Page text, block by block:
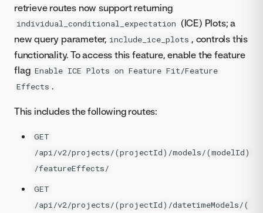
retrieve routes now support returning
individual_conditional_expectation (ICE) Plots; a
new query parameter, include_ice_plots , controls this
functionality. To access this feature, enable the feature
flag Enable ICE Plots on Feature Fit/Feature
Effects .
This includes the following routes:
GET
/api/v2/projects/(projectId)/models/(modelId)
/featureEffects/
GET
/api/v2/projects/(projectId)/datetimeModels/(